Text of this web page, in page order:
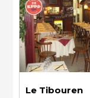
Le Tibouren